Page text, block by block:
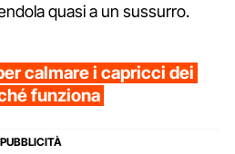
quasi a un sussurro.
calmare i capricci dei
funziona